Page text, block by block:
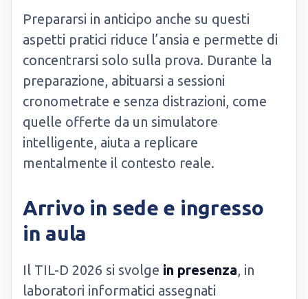
Prepararsi in anticipo anche su questi
aspetti pratici riduce l’ansia e permette di
concentrarsi solo sulla prova. Durante la
preparazione, abituarsi a sessioni
cronometrate e senza distrazioni, come
quelle offerte da un simulatore
intelligente, aiuta a replicare
mentalmente il contesto reale.
Arrivo in sede e ingresso
in aula
Il TIL-D 2026 si svolge in presenza, in
laboratori informatici assegnati